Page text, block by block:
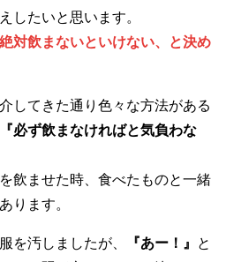
したいと思います。
対飲まないといけない、と決め
してきた通り色々な方法がある
『必ず飲まなければと気負わな
飲ませた時、食べたものと一緒
ります。
を汚しましたが、 『あー！』
と